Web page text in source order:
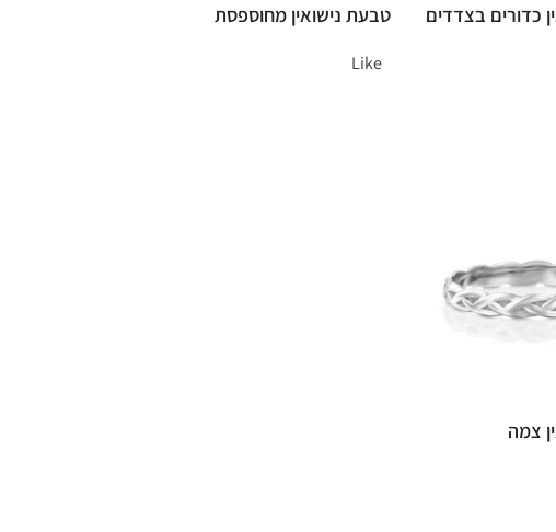
כדורים בצדדים טבעת נישואין מחוספסת
Like
צמה